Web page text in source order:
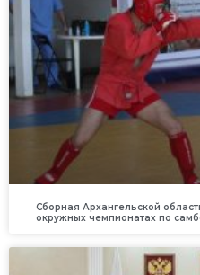
Сборная Архангельской
окружных чемпионатах по